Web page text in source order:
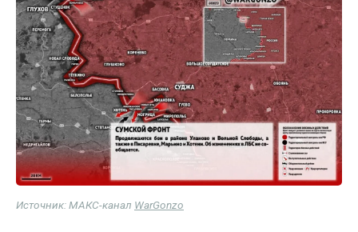
Источник: МАКС-канал WarGonzo